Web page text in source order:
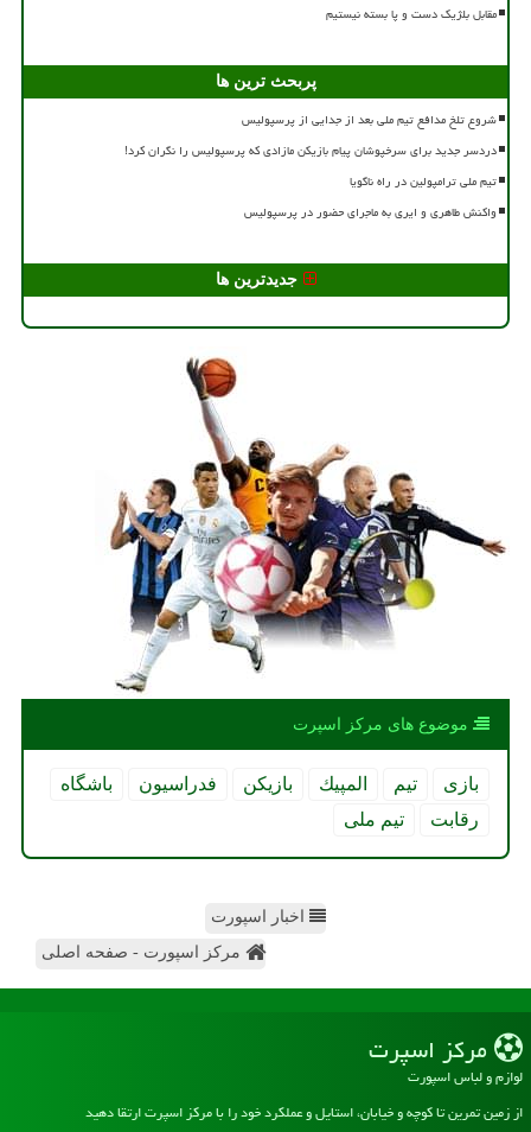
مقابل بلژیک دست و پا بسته نیستیم
پربحث ترین ها
شروع تلخ مدافع تیم ملی بعد از جدایی از پرسپولیس
دردسر جدید برای سرخپوشان پیام بازیکن مازادی که پرسپولیس را نگران کرد!
تیم ملی ترامپولین در راه ناگویا
واکنش طاهری و ایری به ماجرای حضور در پرسپولیس
جدیدترین ها
موضوع های مركز اسپرت
بازی تیم المپیك بازیكن فدراسیون
باشگاه
رقابت
تیم ملی
اخبار اسپورت
مرکز اسپورت - صفحه اصلی
مركز اسپرت
لوازم و لباس اسپورت
از زمین تمرین تا کوچه و خیابان، استایل و عملکرد خود را با مرکز اسپرت ارتقا دهید